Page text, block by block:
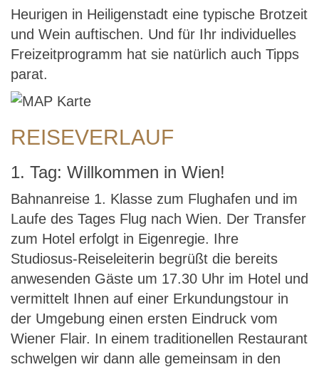
Heurigen in Heiligenstadt eine typische Brotzeit
und Wein auftischen. Und für Ihr individuelles
Freizeitprogramm hat sie natürlich auch Tipps
parat.
REISEVERLAUF
1. Tag: Willkommen in Wien!
Bahnanreise 1. Klasse zum Flughafen und im
Laufe des Tages Flug nach Wien. Der Transfer
zum Hotel erfolgt in Eigenregie. Ihre
Studiosus-Reiseleiterin begrüßt die bereits
anwesenden Gäste um 17.30 Uhr im Hotel und
vermittelt Ihnen auf einer Erkundungstour in
der Umgebung einen ersten Eindruck vom
Wiener Flair. In einem traditionellen Restaurant
schwelgen wir dann alle gemeinsam in den